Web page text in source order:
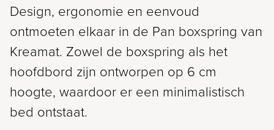
Design, ergonomie en eenvoud
ontmoeten elkaar in de Pan boxspring van
Kreamat. Zowel de boxspring als het
hoofdbord zijn ontworpen op 6 cm
hoogte, waardoor er een minimalistisch
bed ontstaat.